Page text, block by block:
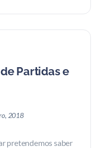
Partidas e
2018
pretendemos saber